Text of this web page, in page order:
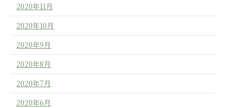
2020年11月
2020年10月
2020年9月
2020年8月
2020年7月
2020年6月